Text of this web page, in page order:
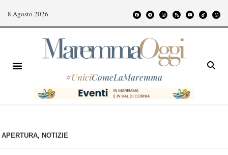
8 Agosto 2026
#UniciComeLaMaremma
APERTURA, NOTIZIE